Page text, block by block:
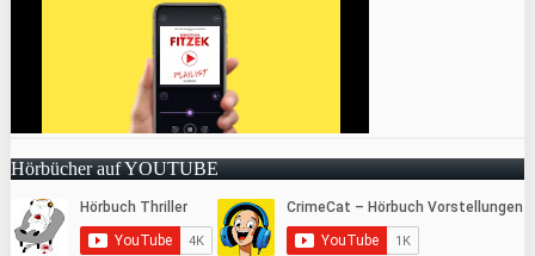
Hörbücher auf YOUTUBE